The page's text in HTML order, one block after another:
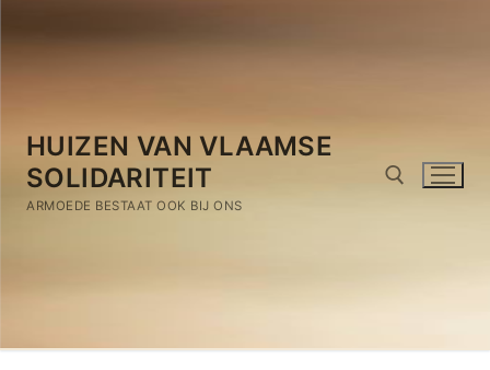
HUIZEN VAN VLAAMSE
SOLIDARITEIT
ARMOEDE BESTAAT OOK BIJ ONS